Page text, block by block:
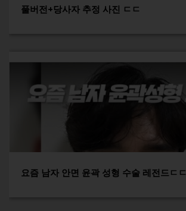
풀버전+당사자 추정 사진 ㄷㄷ
요즘 남자 안면 윤곽 성형 수술 레전드ㄷㄷ